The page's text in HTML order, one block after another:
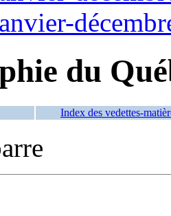
du
Index des vedettes-